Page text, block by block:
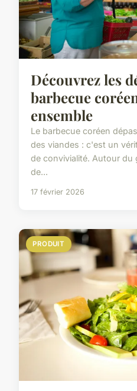
Découvrez les
barbecue
ensemble
Le barbecue coréen
des viandes : c'est un
de convivialité. Autour du
de...
17 février 2026
PRODUIT